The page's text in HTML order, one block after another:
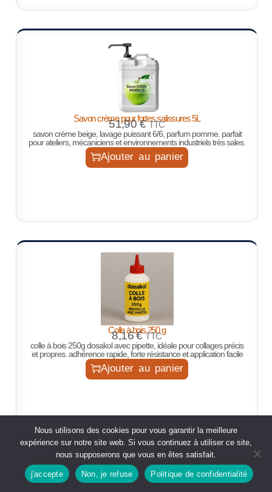
Savon crème pour fortes salissures 5L
51,90€ TTC
savon crème beige, lavage puissant 6/6, parfum pomme. parfait
pour ateliers, mécaniciens et environnements industriels très sales.
Ajouter au panier
Colle à bois 250 g
8,16€ TTC
colle à bois 250g dosakol avec pipette, idéale pour collages précis
et propres. adhérence rapide, forte résistance et application facile
Ajouter au panier
Boutique rechercher
Nous utilisons des cookies pour vous garantir la meilleure
expérience sur notre site web. Si vous continuez à utiliser ce site,
nous supposerons que vous en êtes satisfait.
j'accepte Non, je refuse Politique de confidentialité